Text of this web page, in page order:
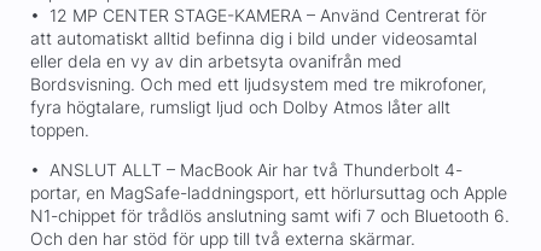
• 12 MP CENTER STAGE-KAMERA – Använd Centrerat för
att automatiskt alltid befinna dig i bild under videosamtal
eller dela en vy av din arbetsyta ovanifrån med
Bordsvisning. Och med ett ljudsystem med tre mikrofoner,
fyra högtalare, rumsligt ljud och Dolby Atmos låter allt
toppen.
• ANSLUT ALLT – MacBook Air har två Thunderbolt 4-
portar, en MagSafe-laddningsport, ett hörlursuttag och Apple
N1-chippet för trådlös anslutning samt wifi 7 och Bluetooth 6.
Och den har stöd för upp till två externa skärmar.